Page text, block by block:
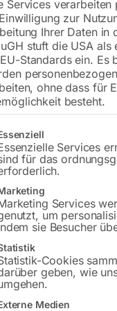
Services
zur
Ihrer Daten in
stuft die USA
Standards ein. Es
ohne dass für
besteht.
eine Liste der Service-
Services
für das
Services
um
sie Besucher
Cookies
geben, wie
Medien